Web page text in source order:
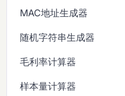
MAC地址生成器
随机字符串生成器
毛利率计算器
样本量计算器